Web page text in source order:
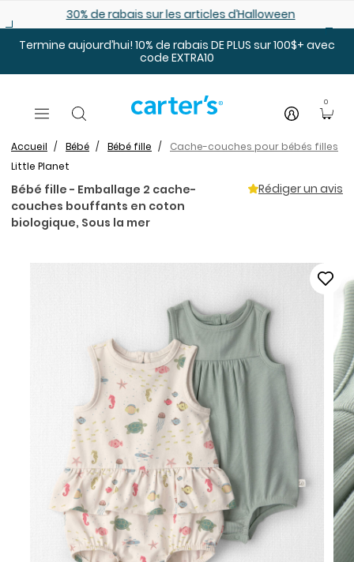
30% de rabais sur les articles d’Halloween
Termine aujourd’hui! 10% de rabais DE PLUS sur 100$+ avec
code EXTRA10
0
Accueil Bébé Bébé fille
Cache-couches pour bébés filles
Little Planet
Bébé fille - Emballage 2 cache-
couches bouffants en coton
biologique, Sous la mer
Rédiger un avis